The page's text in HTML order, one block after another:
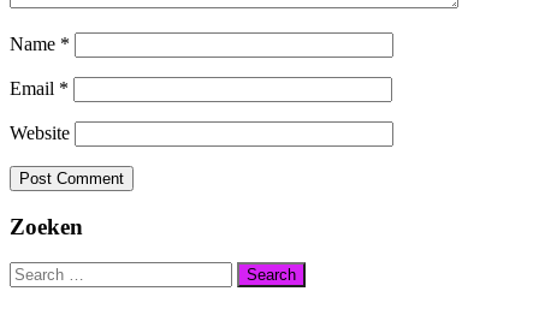
Name *
Email *
Website
Zoeken
Search
for: